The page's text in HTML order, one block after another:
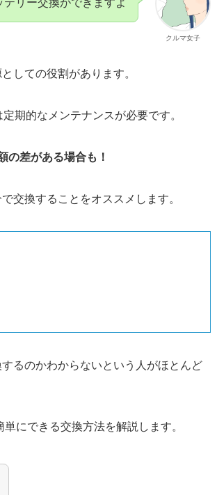
クルマ女子
しての役割があります。
期的なメンテナンスが必要です。
の差がある場合も！
交換することをオススメします。
るのかわからないという人がほとんど
にできる交換方法を解説します。